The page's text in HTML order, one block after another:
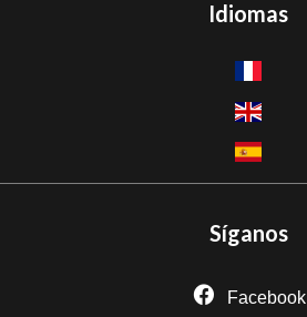
Idiomas
Síganos
Facebook